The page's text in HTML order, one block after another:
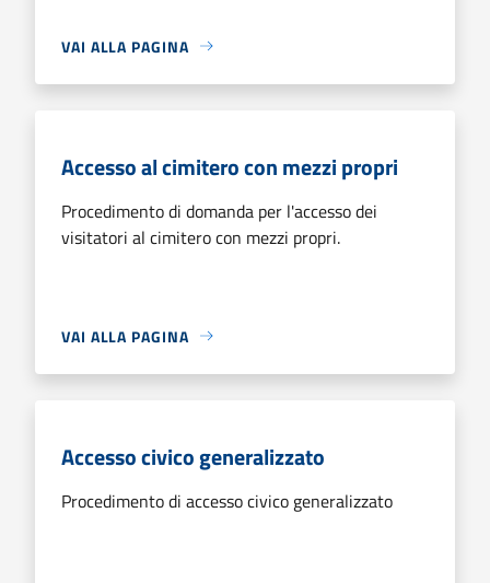
VAI ALLA PAGINA
Accesso al cimitero con mezzi propri
Procedimento di domanda per l'accesso dei
visitatori al cimitero con mezzi propri.
VAI ALLA PAGINA
Accesso civico generalizzato
Procedimento di accesso civico generalizzato